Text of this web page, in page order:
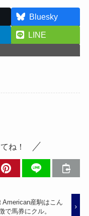
Bluesky
LINE
ね！
American産駒はこん
で馬券にクル。